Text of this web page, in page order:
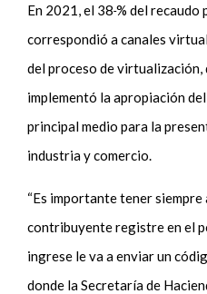
En 2021, el 38% del recaudo
correspondió a canales
del proceso de virtualización,
implementó la apropiación
principal medio para la
industria y comercio.
“Es importante tener
contribuyente registre en el
ingrese le va a enviar un
donde la Secretaría de